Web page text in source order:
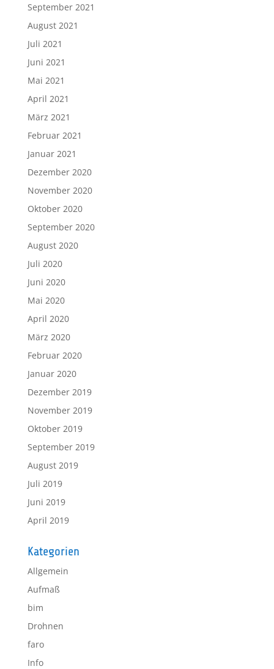
September 2021
August 2021
Juli 2021
Juni 2021
Mai 2021
April 2021
März 2021
Februar 2021
Januar 2021
Dezember 2020
November 2020
Oktober 2020
September 2020
August 2020
Juli 2020
Juni 2020
Mai 2020
April 2020
März 2020
Februar 2020
Januar 2020
Dezember 2019
November 2019
Oktober 2019
September 2019
August 2019
Juli 2019
Juni 2019
April 2019
Kategorien
Allgemein
Aufmaß
bim
Drohnen
faro
Info